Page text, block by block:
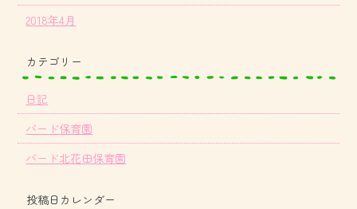
2018年4月
カテゴリー
日記
バード保育園
バード北花田保育園
投稿日カレンダー